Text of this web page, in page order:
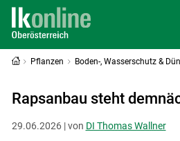
Pflanzen Boden-, Wasserschutz &
Rapsanbau steht
29.06.2026 | von DI Thomas Wallner